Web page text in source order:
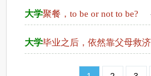
大学聚餐，to be or not to be?
大学毕业之后，依然靠父母救